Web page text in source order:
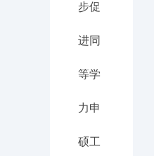
步促
进同
等学
力申
硕工